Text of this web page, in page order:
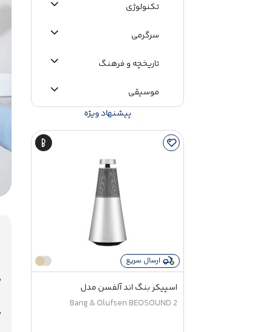
تکنولوژی
سرگرمی
تاریخچه و فرهنگ
موسیقی
اطلاعات عمومی
پیشنهاد ویژه
ارسال سریع
اسپیکر بنگ اند آلفسن مدل
BEOSOUND 2
Bang & Olufsen BEOSOUND 2